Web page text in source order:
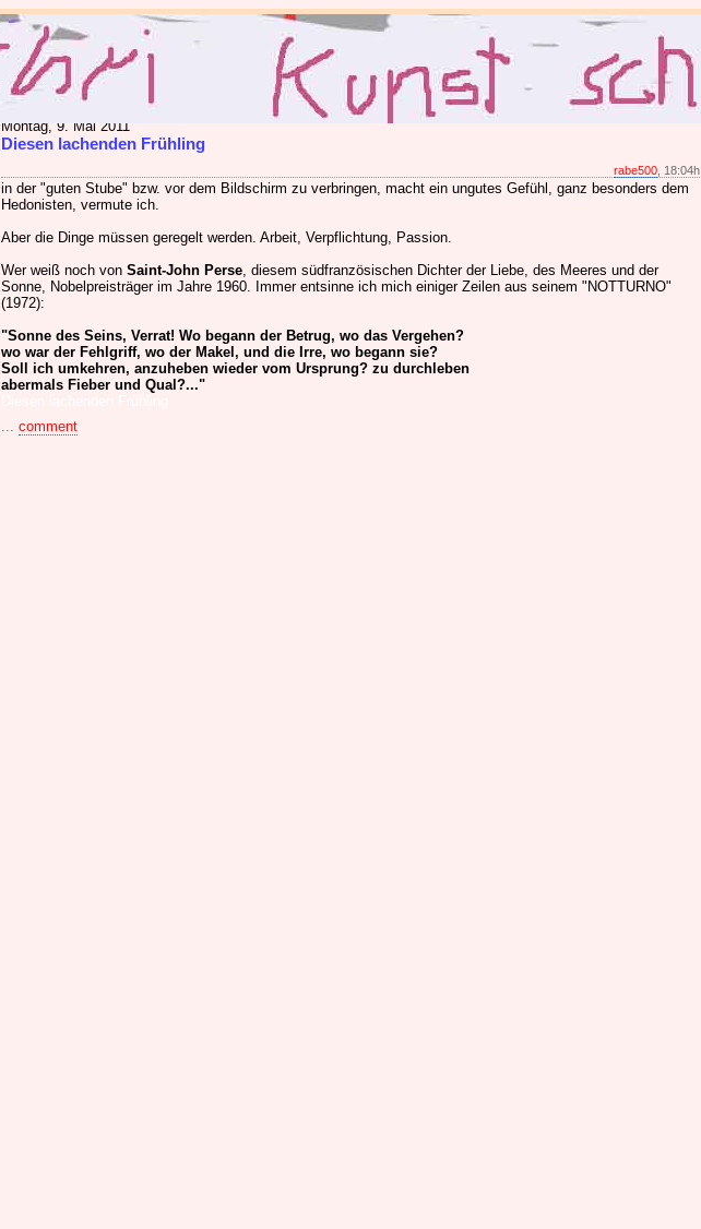
Montag, 9. Mai 2011
Diesen lachenden Frühling
rabe500 , 18:04h
in der "guten Stube" bzw. vor dem Bildschirm zu verbringen, macht ein ungutes Gefühl, ganz besonders dem
Hedonisten, vermute ich.
Aber die Dinge müssen geregelt werden. Arbeit, Verpflichtung, Passion.
Wer weiß noch von Saint-John Perse, diesem südfranzösischen Dichter der Liebe, des Meeres und der
Sonne, Nobelpreisträger im Jahre 1960. Immer entsinne ich mich einiger Zeilen aus seinem "NOTTURNO"
(1972):
"Sonne des Seins, Verrat! Wo begann der Betrug, wo das Vergehen?
wo war der Fehlgriff, wo der Makel, und die Irre, wo begann sie?
Soll ich umkehren, anzuheben wieder vom Ursprung? zu durchleben
abermals Fieber und Qual?..."
... comment